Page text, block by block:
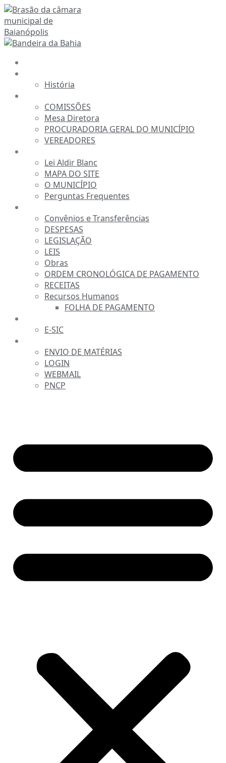
Ir
para
o
conteúdo
História
COMISSÕES
Mesa Diretora
PROCURADORIA GERAL DO MUNICÍPIO
VEREADORES
Lei Aldir Blanc
MAPA DO SITE
O MUNICÍPIO
Perguntas Frequentes
Convênios e Transferências
DESPESAS
LEGISLAÇÃO
LEIS
Obras
ORDEM CRONOLÓGICA DE PAGAMENTO
RECEITAS
Recursos Humanos
FOLHA DE PAGAMENTO
E-SIC
ENVIO DE MATÉRIAS
LOGIN
WEBMAIL
PNCP